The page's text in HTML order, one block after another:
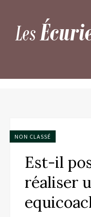
NON CLASSÉ
Est-il
réaliser